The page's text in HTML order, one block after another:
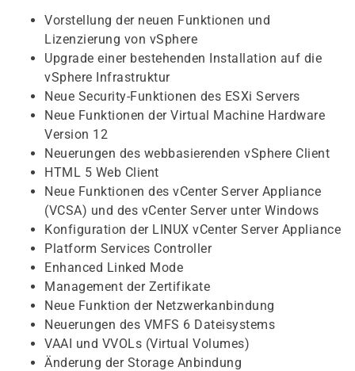
Vorstellung der neuen Funktionen und
Lizenzierung von vSphere
Upgrade einer bestehenden Installation auf die
vSphere Infrastruktur
Neue Security-Funktionen des ESXi Servers
Neue Funktionen der Virtual Machine Hardware
Version 12
Neuerungen des webbasierenden vSphere Client
HTML 5 Web Client
Neue Funktionen des vCenter Server Appliance
(VCSA) und des vCenter Server unter Windows
Konfiguration der LINUX vCenter Server Appliance
Platform Services Controller
Enhanced Linked Mode
Management der Zertifikate
Neue Funktion der Netzwerkanbindung
Neuerungen des VMFS 6 Dateisystems
VAAI und VVOLs (Virtual Volumes)
Änderung der Storage Anbindung